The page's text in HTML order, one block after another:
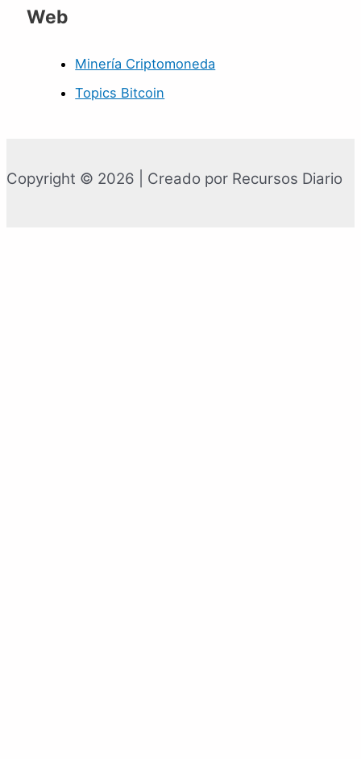
Web
Minería Criptomoneda
Topics Bitcoin
Copyright © 2026 | Creado por Recursos Diario